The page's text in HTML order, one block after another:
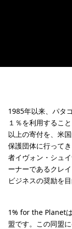
1985年以来、パタ
１％を利用するこ
以上の寄付を、米
保護団体に行って
者イヴォン・シュ
ーナーであるクレ
ビジネスの奨励を
1% for the Planet
盟です。この同盟